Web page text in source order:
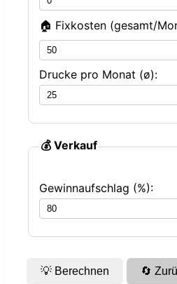
🏠 Fixkosten (gesamt/
Drucke pro Monat (ø):
💰 Verkauf
Gewinnaufschlag (%):
💡 Berechnen 🔄